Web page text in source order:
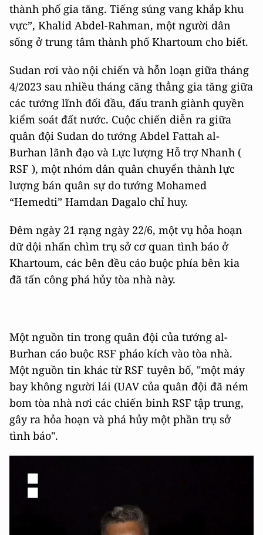
thành phố gia tăng. Tiếng súng vang khắp khu
vực”, Khalid Abdel-Rahman, một người dân
sống ở trung tâm thành phố Khartoum cho biết.
Sudan rơi vào nội chiến và hỗn loạn giữa tháng
4/2023 sau nhiều tháng căng thẳng gia tăng giữa
các tướng lĩnh đối đầu, đấu tranh giành quyền
kiểm soát đất nước. Cuộc chiến diễn ra giữa
quân đội Sudan do tướng Abdel Fattah al-
Burhan lãnh đạo và Lực lượng Hỗ trợ Nhanh (
RSF ), một nhóm dân quân chuyển thành lực
lượng bán quân sự do tướng Mohamed
“Hemedti” Hamdan Dagalo chỉ huy.
Đêm ngày 21 rạng ngày 22/6, một vụ hỏa hoạn
dữ dội nhấn chìm trụ sở cơ quan tình báo ở
Khartoum, các bên đều cáo buộc phía bên kia
đã tấn công phá hủy tòa nhà này.
Một nguồn tin trong quân đội của tướng al-
Burhan cáo buộc RSF pháo kích vào tòa nhà.
Một nguồn tin khác từ RSF tuyên bố, "một máy
bay không người lái (UAV của quân đội đã ném
bom tòa nhà nơi các chiến binh RSF tập trung,
gây ra hỏa hoạn và phá hủy một phần trụ sở
tình báo".